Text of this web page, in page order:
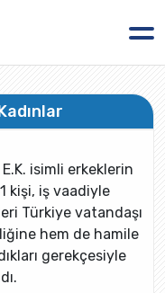
E.K. isimli erkeklerin
kişi, iş vaadiyle
Türkiye vatandaşı
hem de hamile
gerekçesiyle